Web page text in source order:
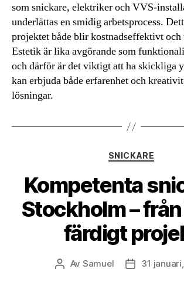
som snickare, elektriker och VVS-
underlättas en smidig arbetsprocess.
projektet både blir kostnadseffektivt
Estetik är lika avgörande som
och därför är det viktigt att ha skickliga
kan erbjuda både erfarenhet och
lösningar.
Kategorier
SNICKARE
Kompetenta
Stockholm –
färdigt
Inläggsförfattare
Av Samuel 31